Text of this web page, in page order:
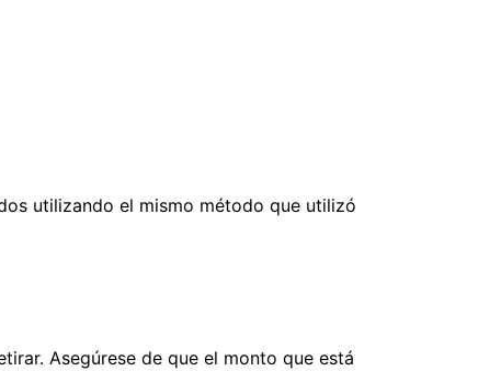
utilizando el mismo método que utilizó
Asegúrese de que el monto que está